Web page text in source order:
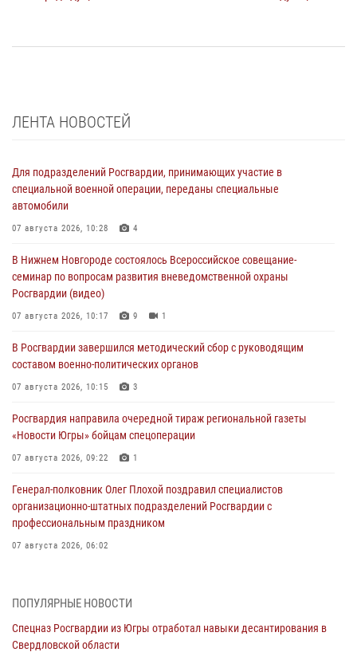
ЛЕНТА НОВОСТЕЙ
Для подразделений Росгвардии, принимающих участие в
специальной военной операции, переданы специальные
автомобили
07 августа 2026, 10:28 4
В Нижнем Новгороде состоялось Всероссийское совещание-
семинар по вопросам развития вневедомственной охраны
Росгвардии (видео)
07 августа 2026, 10:17 9 1
В Росгвардии завершился методический сбор с руководящим
составом военно-политических органов
07 августа 2026, 10:15 3
Росгвардия направила очередной тираж региональной газеты
«Новости Югры» бойцам спецоперации
07 августа 2026, 09:22 1
Генерал-полковник Олег Плохой поздравил специалистов
организационно-штатных подразделений Росгвардии с
профессиональным праздником
07 августа 2026, 06:02
Военнослужащие Росгвардии сбили дрон-разведчик ВСУ на южном
ПОПУЛЯРНЫЕ НОВОСТИ
Спецназ Росгвардии из Югры отработал навыки десантирования в
Свердловской области